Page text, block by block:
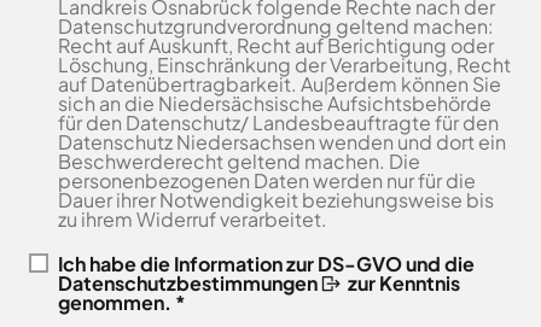
Landkreis Osnabrück folgende Rechte nach der
Datenschutzgrundverordnung geltend machen:
Recht auf Auskunft, Recht auf Berichtigung oder
Löschung, Einschränkung der Verarbeitung, Recht
auf Datenübertragbarkeit. Außerdem können Sie
sich an die Niedersächsische Aufsichtsbehörde
für den Datenschutz/ Landesbeauftragte für den
Datenschutz Niedersachsen wenden und dort ein
Beschwerderecht geltend machen. Die
personenbezogenen Daten werden nur für die
Dauer ihrer Notwendigkeit beziehungsweise bis
zu ihrem Widerruf verarbeitet.
Ich habe dieInformation zur DS-GVO und die
Datenschutzbestimmungen zur Kenntnis
genommen. *
Osnabrück
Niedersächsische
Landgesellschaft
Osnabrücker
Land
Entwicklungsgesellschaft
Planungsgesellschaft
Nahverkehr
Osnabrück
Stiftung
Lauter
Freitag 8.00
-
12.00
Uhr
Samstag
9.30 - 11.30 Uhr
(nur
Zulassungsstelle!)
Außenstellen
der
Kreisverwaltung
Artland
Bad
Essen
Bad
Iburg
Bad
Laer
Bad
Rothenfelde
Belm
Bersenbrück